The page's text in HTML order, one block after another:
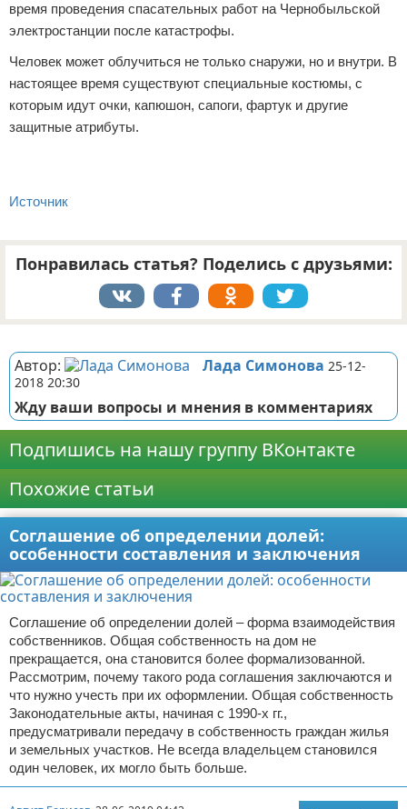
время проведения спасательных работ на Чернобыльской
электростанции после катастрофы.
Человек может облучиться не только снаружи, но и внутри. В
настоящее время существуют специальные костюмы, с
которым идут очки, капюшон, сапоги, фартук и другие
защитные атрибуты.
Источник
Понравилась статья? Поделись с друзьями:
Автор: Лада Симонова 25-12-
2018 20:30
Жду ваши вопросы и мнения в комментариях
Подпишись на нашу группу ВКонтакте
Похожие статьи
Соглашение об определении долей:
особенности составления и заключения
Соглашение об определении долей – форма взаимодействия
собственников. Общая собственность на дом не
прекращается, она становится более формализованной.
Рассмотрим, почему такого рода соглашения заключаются и
что нужно учесть при их оформлении. Общая собственность
Законодательные акты, начиная с 1990-х гг.,
предусматривали передачу в собственность граждан жилья
и земельных участков. Не всегда владельцем становился
один человек, их могло быть больше.